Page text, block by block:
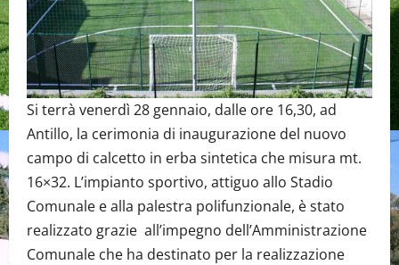
Si terrà venerdì 28 gennaio, dalle ore 16,30, ad
Antillo, la cerimonia di inaugurazione del nuovo
campo di calcetto in erba sintetica che misura mt.
16×32. L’impianto sportivo, attiguo allo Stadio
Comunale e alla palestra polifunzionale, è stato
realizzato grazie all’impegno dell’Amministrazione
Comunale che ha destinato per la realizzazione